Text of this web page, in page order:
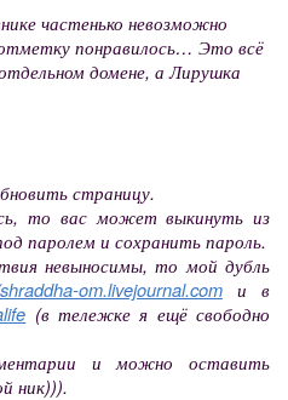
частенько невозможно
понравилось… Это всё
домене, а Лирушка
страницу.
то вас может выкинуть из
паролем и сохранить пароль.
невыносимы, то мой дубль
om.livejournal.com и в
(в тележке я ещё свободно
и можно оставить
ник))).